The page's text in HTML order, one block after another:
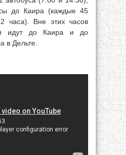
до Каира (каждые 45
часа). Вне этих часов
идут до Каира и до
в Дельте.